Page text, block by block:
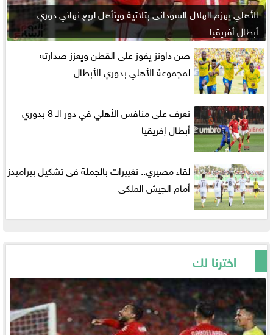
الأهلي يهزم الهلال السودانى بثلاثية ويتأهل لربع نهائي دوري
أبطال أفريقيا
صن داونز يفوز على القطن ويعزز صدارته
لمجموعة الأهلي بدوري الأبطال
تعرف على منافس الأهلي في دور الـ 8 بدوري
أبطال إفريقيا
لقاء مصيري.. تغييرات بالجملة فى تشكيل بيراميدز
أمام الجيش الملكى
اخترنا لك